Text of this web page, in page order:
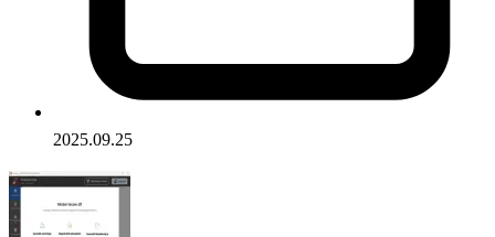
2025.09.25